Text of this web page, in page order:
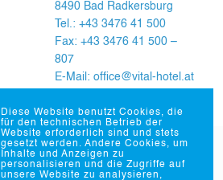
Diese Website benutzt Cookies, die
für den technischen Betrieb der
Website erforderlich sind und stets
gesetzt werden. Andere Cookies, um
Inhalte und Anzeigen zu
personalisieren und die Zugriffe auf
unsere Website zu analysieren,
8490 Bad Radkersburg
Tel.: +43 3476 41 500
Fax: +43 3476 41 500 –
807
E-Mail: office@vital-hotel.at